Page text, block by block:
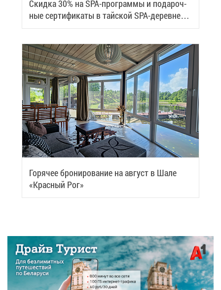
Скид­ка 30% на SPA-про­грам­мы и по­да­роч­
ные сер­ти­фи­ка­ты в тай­ской SPA-де­ревне
Samui
Го­ря­чее бро­ни­ро­ва­ние на ав­густ в Ша­ле
«Крас­ный Рог»